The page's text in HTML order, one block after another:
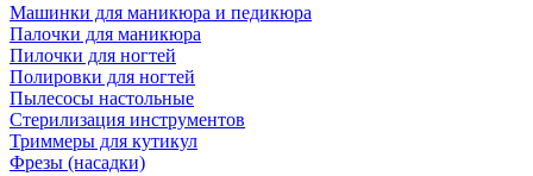
Машинки для маникюра и педикюра
Палочки для маникюра
Пилочки для ногтей
Полировки для ногтей
Пылесосы настольные
Стерилизация инструментов
Триммеры для кутикул
Фрезы (насадки)